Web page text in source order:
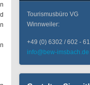
Tourismusbüro VG
Winnweiler:
+49 (0) 6302 / 602 - 61
info@bew-imsbach.de